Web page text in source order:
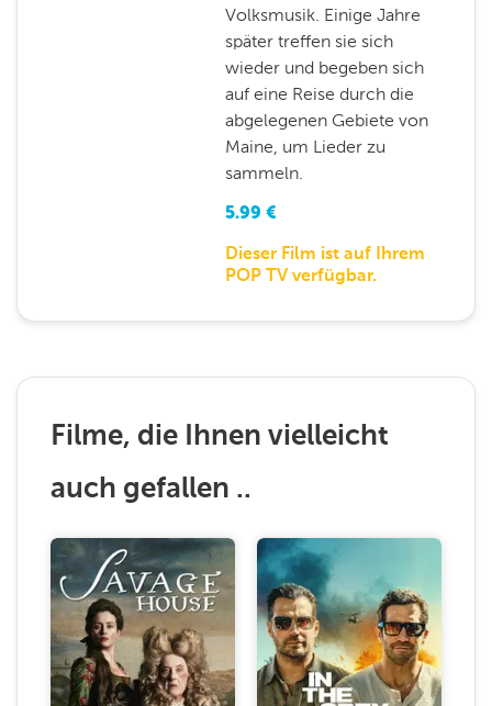
Volksmusik. Einige Jahre
später treffen sie sich
wieder und begeben sich
auf eine Reise durch die
abgelegenen Gebiete von
Maine, um Lieder zu
sammeln.
5.99 €
Dieser Film ist auf Ihrem
POP TV verfügbar.
Filme, die Ihnen vielleicht
auch gefallen ..